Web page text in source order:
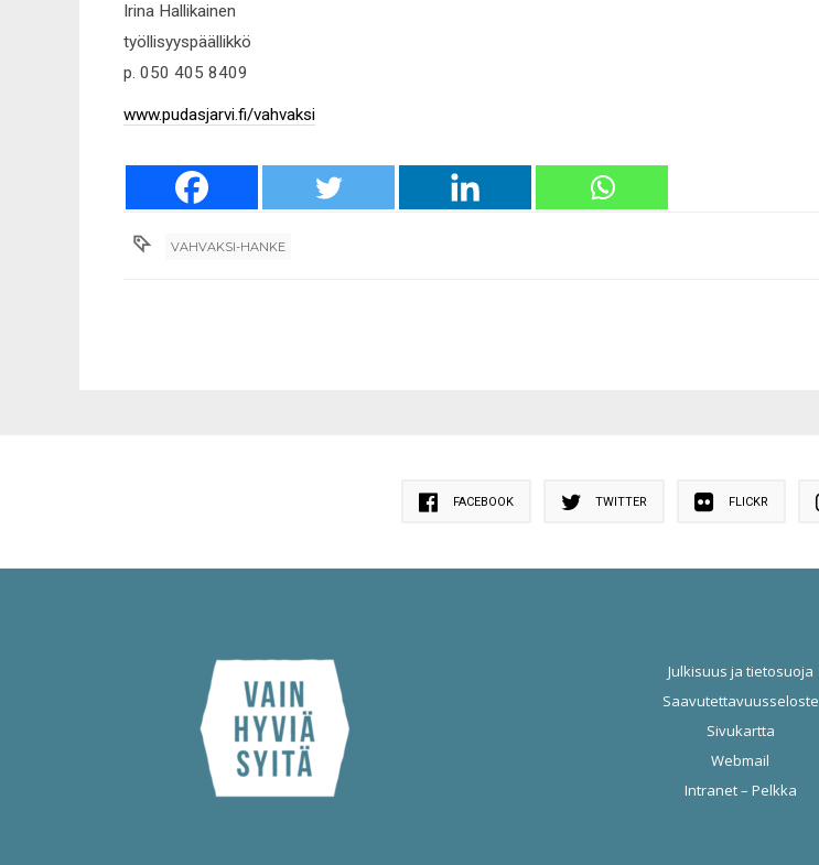
Irina Hallikainen
työllisyyspäällikkö
p. 050 405 8409
www.pudasjarvi.fi/vahvaksi
VAHVAKSI-HANKE
FACEBOOK TWITTER FLICKR
Julkisuus ja tietosuoja
Saavutettavuusseloste
Sivukartta
Webmail
Intranet – Pelkka